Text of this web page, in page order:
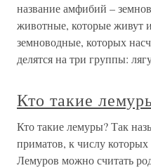
название амфибий –
животные, которые живут
земноводные, которых
делятся на три группы:
Кто такие
Кто такие лемуры? Так
приматов, к числу которых
Лемуров можно считать